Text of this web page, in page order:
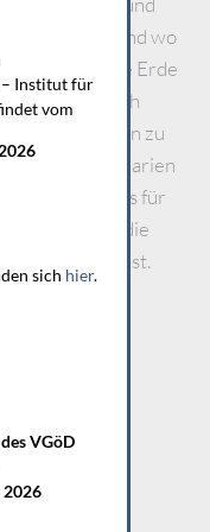
herkommen und wo
weißt wie die Erde
und wie sie sich
dieses Wissen zu
erstellen, Szenarien
machen, was für
Dasein auf die
studiert hast.
– Institut für
vom
sich hier.
VGöD
2026